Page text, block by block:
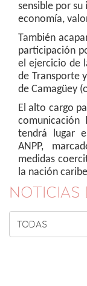
sensible por
economía,
También
participación
el ejercicio de
de Transporte
de Camagüey
El alto cargo
tendrá lugar
ANPP,
medidas
la nación
NOTICIAS
TODAS